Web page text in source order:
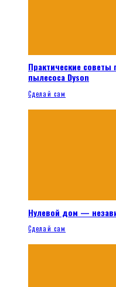
Практические советы
пылесоса Dyson
Сделай сам
Нулевой дом —
Сделай сам